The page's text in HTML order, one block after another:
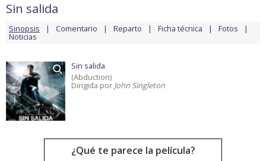
Sin salida
Sinopsis Comentario Reparto Ficha técnica Fotos
Noticias
Sin salida
(Abduction)
Dirigida por John Singleton
¿Qué te parece la película?